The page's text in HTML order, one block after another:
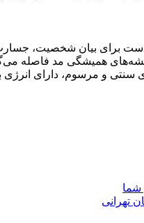
برای بیان شخصیت،
همیشگی مد فاصله
و مرسوم، دارای انرژی
شما
تهرانی